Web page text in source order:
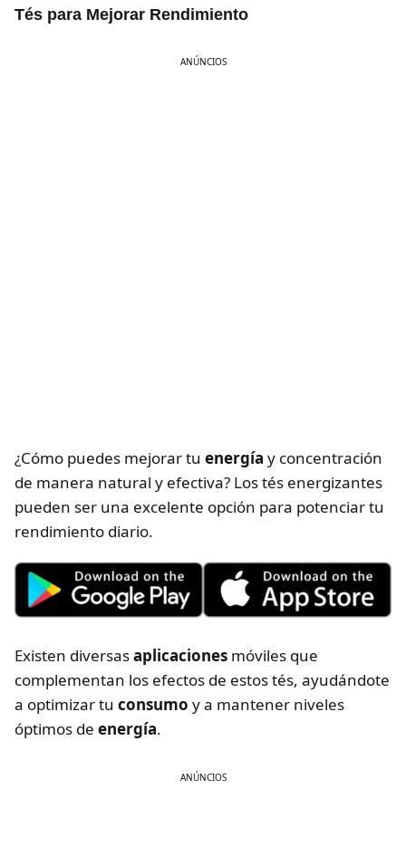
Tés para Mejorar Rendimiento
ANÚNCIOS
¿Cómo puedes mejorar tu energía y concentración
de manera natural y efectiva? Los tés energizantes
pueden ser una excelente opción para potenciar tu
rendimiento diario.
Existen diversasaplicaciones móviles que
complementan los efectos de estos tés, ayudándote
a optimizar tu consumo y a mantener niveles
óptimos de energía.
ANÚNCIOS